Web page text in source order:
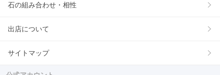
石の組み合わせ・相性
出店について
サイトマップ